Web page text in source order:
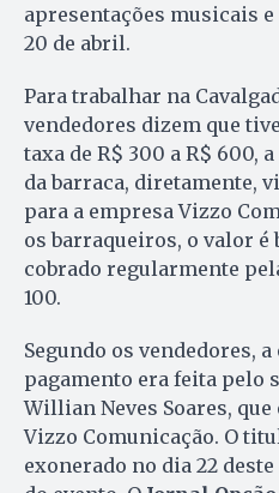
apresentações musicais
20 de abril.
Para trabalhar na
vendedores dizem que
taxa de R$ 300 a R$ 600,
da barraca, diretamente,
para a empresa Vizzo
os barraqueiros, o valor é
cobrado regularmente
100.
Segundo os vendedores,
pagamento era feita pelo
Willian Neves Soares,
Vizzo Comunicação. O
exonerado no dia 22